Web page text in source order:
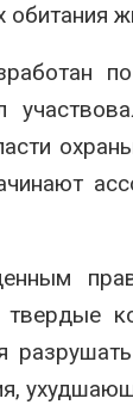
обитания
твердые